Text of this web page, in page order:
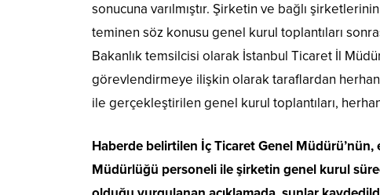
sonucuna varılmıştır. Şirketin ve bağlı
teminen söz konusu genel kurul toplantıları
Bakanlık temsilcisi olarak İstanbul Ticaret İl
görevlendirmeye ilişkin olarak taraflardan
ile gerçekleştirilen genel kurul toplantıları,
Haberde belirtilen İç Ticaret Genel
Müdürlüğü personeli ile şirketin genel kurul